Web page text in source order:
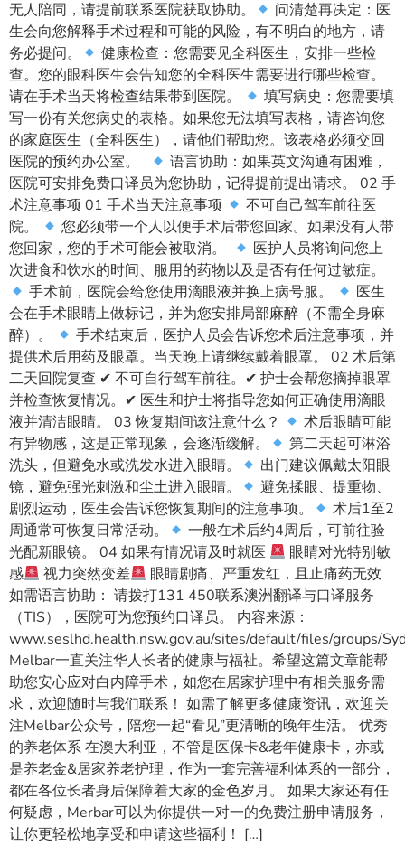
无人陪同，请提前联系医院获取协助。
问清楚再决定：医
生会向您解释手术过程和可能的风险，有不明白的地方，请
务必提问。
健康检查：您需要见全科医生，安排一些检
查。您的眼科医生会告知您的全科医生需要进行哪些检查。
请在手术当天将检查结果带到医院。
填写病史：您需要填
写一份有关您病史的表格。如果您无法填写表格，请咨询您
的家庭医生（全科医生），请他们帮助您。该表格必须交回
医院的预约办公室。
语言协助：如果英文沟通有困难，
医院可安排免费口译员为您协助，记得提前提出请求。 02 手
术注意事项 01 手术当天注意事项
不可自己驾车前往医
院。
您必须带一个人以便手术后带您回家。如果没有人带
您回家，您的手术可能会被取消。
医护人员将询问您上
次进食和饮水的时间、服用的药物以及是否有任何过敏症。
手术前，医院会给您使用滴眼液并换上病号服。
医生
会在手术眼睛上做标记，并为您安排局部麻醉（不需全身麻
醉）。
手术结束后，医护人员会告诉您术后注意事项，并
提供术后用药及眼罩。当天晚上请继续戴着眼罩。 02 术后第
二天回院复查 ✔ 不可自行驾车前往。✔ 护士会帮您摘掉眼罩
并检查恢复情况。✔ 医生和护士将指导您如何正确使用滴眼
液并清洁眼睛。 03 恢复期间该注意什么？
术后眼睛可能
有异物感，这是正常现象，会逐渐缓解。
第二天起可淋浴
洗头，但避免水或洗发水进入眼睛。
出门建议佩戴太阳眼
镜，避免强光刺激和尘土进入眼睛。
避免揉眼、提重物、
剧烈运动，医生会告诉您恢复期间的注意事项。
术后1至2
周通常可恢复日常活动。
一般在术后约4周后，可前往验
光配新眼镜。 04 如果有情况请及时就医
眼睛对光特别敏
感
视力突然变差
眼睛剧痛、严重发红，且止痛药无效
如需语言协助： 请拨打131 450联系澳洲翻译与口译服务
（TIS），医院可为您预约口译员。 内容来源：
www.seslhd.health.nsw.gov.au/sites/default/files/groups/
Melbar一直关注华人长者的健康与福祉。希望这篇文章能帮
助您安心应对白内障手术，如您在居家护理中有相关服务需
求，欢迎随时与我们联系！ 如需了解更多健康资讯，欢迎关
注Melbar公众号，陪您一起“看见”更清晰的晚年生活。 优秀
的养老体系 在澳大利亚，不管是医保卡&老年健康卡，亦或
是养老金&居家养老护理，作为一套完善福利体系的一部分，
都在各位长者身后保障着大家的金色岁月。 如果大家还有任
何疑虑，Merbar可以为你提供一对一的免费注册申请服务，
让你更轻松地享受和申请这些福利！ […]